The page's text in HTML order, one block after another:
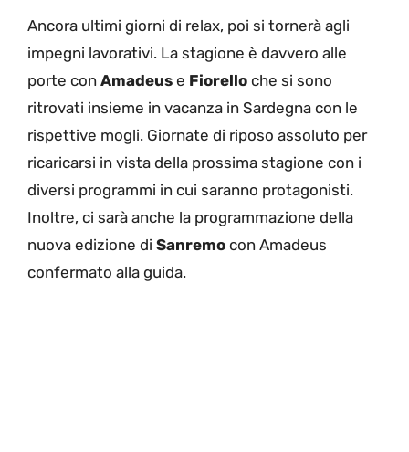
Ancora ultimi giorni di relax, poi si tornerà agli
impegni lavorativi. La stagione è davvero alle
porte con Amadeus e Fiorello che si sono
ritrovati insieme in vacanza in Sardegna con le
rispettive mogli. Giornate di riposo assoluto per
ricaricarsi in vista della prossima stagione con i
diversi programmi in cui saranno protagonisti.
Inoltre, ci sarà anche la programmazione della
nuova edizione di Sanremo con Amadeus
confermato alla guida.